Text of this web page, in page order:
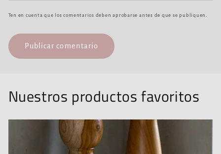
Ten en cuenta que los comentarios deben aprobarse antes de que se publiquen.
Nuestros productos favoritos